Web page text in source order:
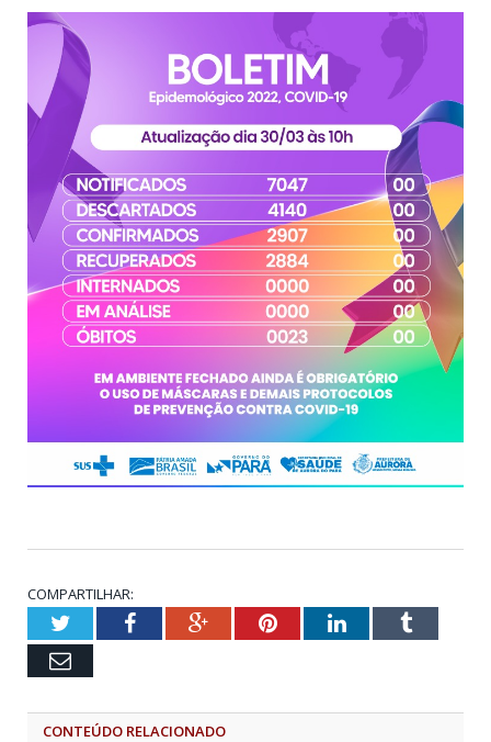
COMPARTILHAR:
TwitterFacebookGoogle+PinterestLinkedInTumblr
Email
CONTEÚDO RELACIONADO